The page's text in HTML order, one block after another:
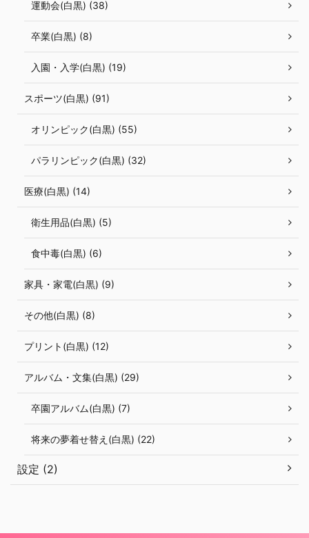
運動会(白黒) (38)
卒業(白黒) (8)
入園・入学(白黒) (19)
スポーツ(白黒) (91)
オリンピック(白黒) (55)
パラリンピック(白黒) (32)
医療(白黒) (14)
衛生用品(白黒) (5)
食中毒(白黒) (6)
家具・家電(白黒) (9)
その他(白黒) (8)
プリント(白黒) (12)
アルバム・文集(白黒) (29)
卒園アルバム(白黒) (7)
将来の夢着せ替え(白黒) (22)
設定 (2)